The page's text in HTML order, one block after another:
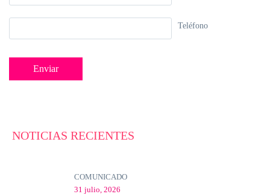
Teléfono
NOTICIAS RECIENTES
COMUNICADO
31 julio, 2026